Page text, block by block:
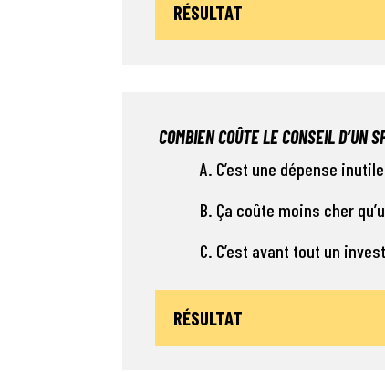
RÉSULTAT
COMBIEN COÛTE LE CONSEIL D’UN
A. C’est une dépense inutile
B. Ça coûte moins cher
C. C’est avant tout un
RÉSULTAT